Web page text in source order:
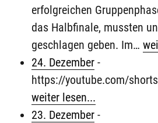
erfolgreichen
das Halbfinale, mussten
geschlagen geben. Im…
24. Dezember -
https://youtube.com/
weiter lesen...
23. Dezember -